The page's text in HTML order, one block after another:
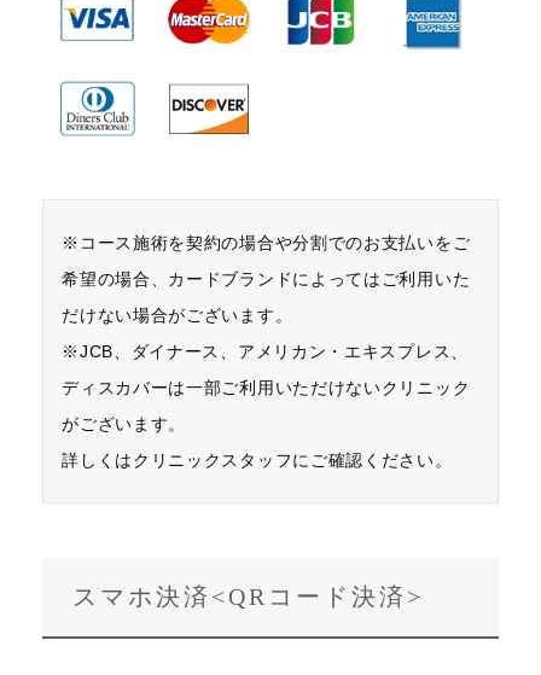
※コース施術を契約の場合や分割でのお支払いをご
希望の場合、カードブランドによってはご利用いた
だけない場合がございます。
※JCB、ダイナース、アメリカン・エキスプレス、
ディスカバーは一部ご利用いただけないクリニック
がございます。
詳しくはクリニックスタッフにご確認ください。
スマホ決済<QRコード決済>